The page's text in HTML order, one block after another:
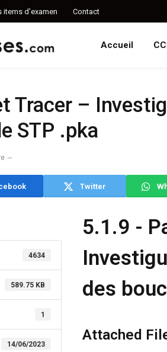
d’examen Contact
Accueil
Tracer –
STP .pka
Twitter
4634
589.75 KB
1
14/06/2023
5.1.9 -
des
Attached